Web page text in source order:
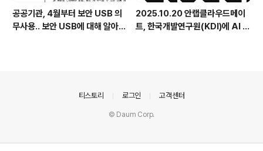
공공기관, 4월부터 보안 USB 의
무사용.. 보안 USB에 대해 알아봅
2025.10.20 안랩클라우드메이
트, 한국개발연구원(KDI)에 AI 어
티스토리 로그인 고객센터
© Daum Corp.